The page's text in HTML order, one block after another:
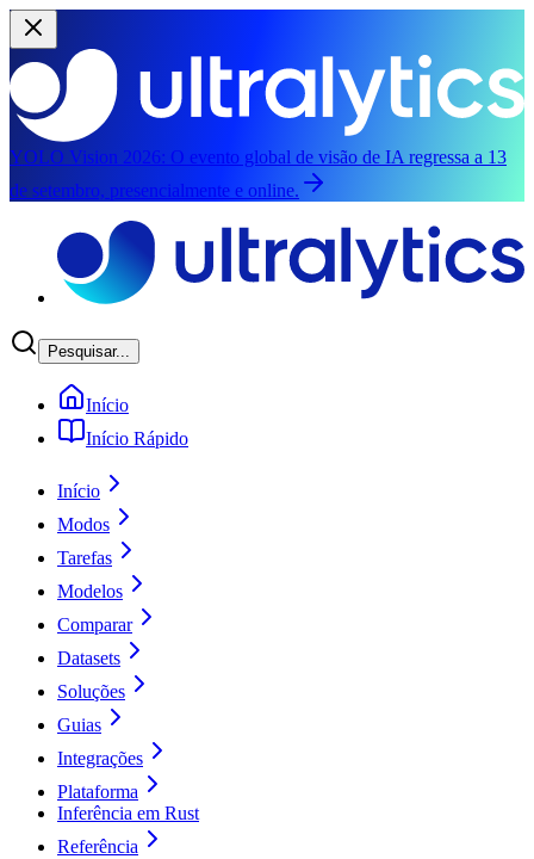
YOLO Vision 2026: O evento global de visão de IA regressa a 13
de setembro, presencialmente e online.
Pesquisar...
Início
Início Rápido
Início
Modos
Tarefas
Modelos
Comparar
Datasets
Soluções
Guias
Integrações
Plataforma
Inferência em Rust
Referência